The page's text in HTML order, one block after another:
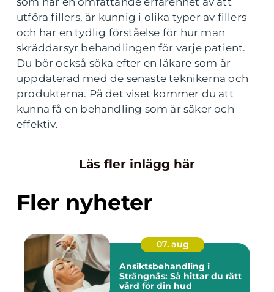
utföra fillers, är kunnig i olika typer av fillers
och har en tydlig förståelse för hur man
skräddarsyr behandlingen för varje patient.
Du bör också söka efter en läkare som är
uppdaterad med de senaste teknikerna och
produkterna. På det viset kommer du att
kunna få en behandling som är säker och
effektiv.
Läs fler inlägg här
Fler nyheter
07. aug
Ansiktsbehandling i
Strängnäs: Så hittar du rätt
vård för din hud